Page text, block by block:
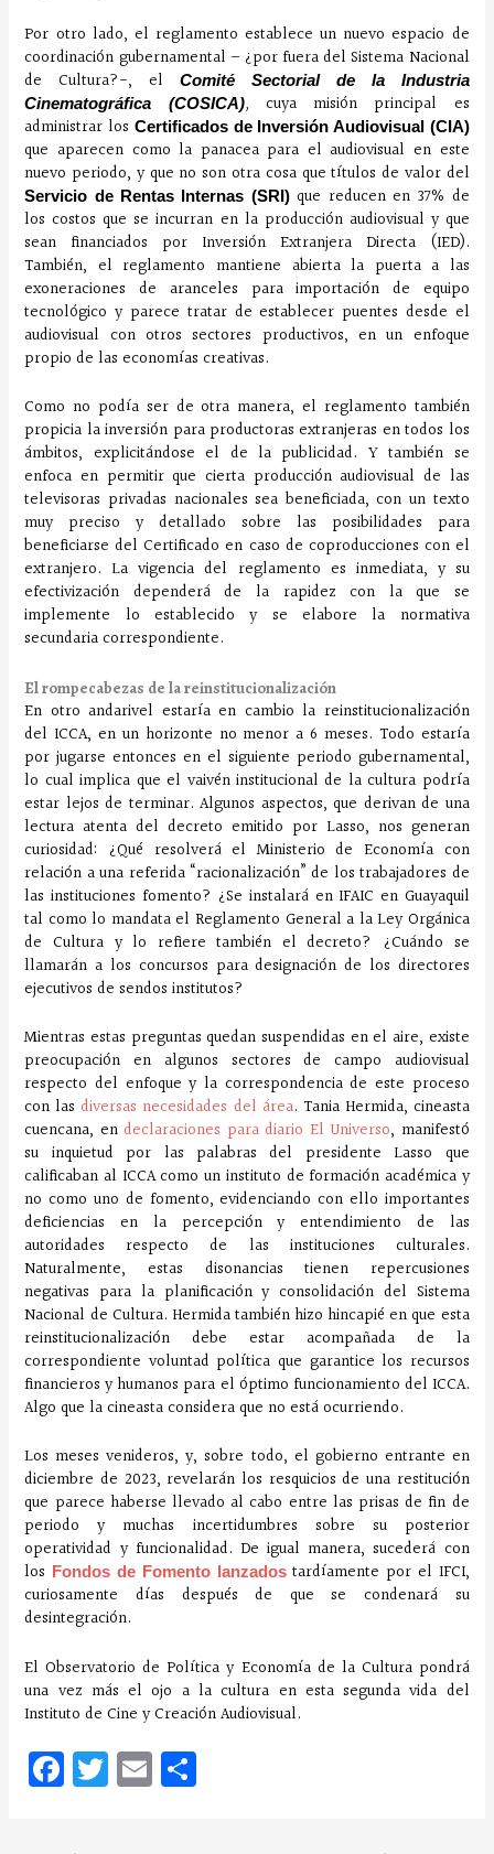
Por otro lado, el reglamento establece un nuevo espacio de
coordinación gubernamental – ¿por fuera del Sistema Nacional
de Cultura?-, elComité Sectorial de la Industria
Cinematográfica (COSICA), cuya misión principal es
administrar los Certificados de Inversión Audiovisual (CIA)
que aparecen como la panacea para el audiovisual en este
nuevo periodo, y que no son otra cosa que títulos de valor del
Servicio de Rentas Internas (SRI)que reducen en 37% de
los costos que se incurran en la producción audiovisual y que
sean financiados por Inversión Extranjera Directa (IED).
También, el reglamento mantiene abierta la puerta a las
exoneraciones de aranceles para importación de equipo
tecnológico y parece tratar de establecer puentes desde el
audiovisual con otros sectores productivos, en un enfoque
propio de las economías creativas.
Como no podía ser de otra manera, el reglamento también
propicia la inversión para productoras extranjeras en todos los
ámbitos, explicitándose el de la publicidad. Y también se
enfoca en permitir que cierta producción audiovisual de las
televisoras privadas nacionales sea beneficiada, con un texto
muy preciso y detallado sobre las posibilidades para
beneficiarse del Certificado en caso de coproducciones con el
extranjero. La vigencia del reglamento es inmediata, y su
efectivización dependerá de la rapidez con la que se
implemente lo establecido y se elabore la normativa
secundaria correspondiente.
El rompecabezas de la reinstitucionalización
En otro andarivel estaría en cambio la reinstitucionalización
del ICCA, en un horizonte no menor a 6 meses. Todo estaría
por jugarse entonces en el siguiente periodo gubernamental,
lo cual implica que el vaivén institucional de la cultura podría
estar lejos de terminar. Algunos aspectos, que derivan de una
lectura atenta del decreto emitido por Lasso, nos generan
curiosidad: ¿Qué resolverá el Ministerio de Economía con
relación a una referida “racionalización” de los trabajadores de
las instituciones fomento? ¿Se instalará en IFAIC en Guayaquil
tal como lo mandata el Reglamento General a la Ley Orgánica
de Cultura y lo refiere también el decreto? ¿Cuándo se
llamarán a los concursos para designación de los directores
ejecutivos de sendos institutos?
Mientras estas preguntas quedan suspendidas en el aire, existe
preocupación en algunos sectores de campo audiovisual
respecto del enfoque y la correspondencia de este proceso
con las diversas necesidades del área. Tania Hermida, cineasta
cuencana, en declaraciones para diario El Universo, manifestó
su inquietud por las palabras del presidente Lasso que
calificaban al ICCA como un instituto de formación académica y
no como uno de fomento, evidenciando con ello importantes
deficiencias en la percepción y entendimiento de las
autoridades respecto de las instituciones culturales.
Naturalmente, estas disonancias tienen repercusiones
negativas para la planificación y consolidación del Sistema
Nacional de Cultura. Hermida también hizo hincapié en que esta
reinstitucionalización debe estar acompañada de la
correspondiente voluntad política que garantice los recursos
financieros y humanos para el óptimo funcionamiento del ICCA.
Algo que la cineasta considera que no está ocurriendo.
Los meses venideros, y, sobre todo, el gobierno entrante en
diciembre de 2023, revelarán los resquicios de una restitución
que parece haberse llevado al cabo entre las prisas de fin de
periodo y muchas incertidumbres sobre su posterior
operatividad y funcionalidad. De igual manera, sucederá con
los
Fondos de Fomento lanzadostardíamente por el IFCI,
curiosamente días después de que se condenará su
desintegración.
El Observatorio de Política y Economía de la Cultura pondrá
una vez más el ojo a la cultura en esta segunda vida del
Instituto de Cine y Creación Audiovisual.
Fa
ce
bo
T
w
E
m